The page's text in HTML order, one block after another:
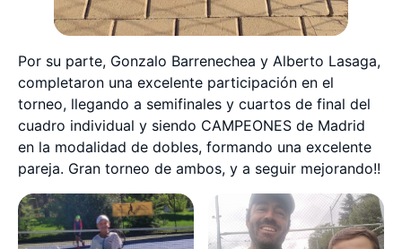
Por su parte, Gonzalo Barrenechea y Alberto Lasaga,
completaron una excelente participación en el
torneo, llegando a semifinales y cuartos de final del
cuadro individual y siendo CAMPEONES de Madrid
en la modalidad de dobles, formando una excelente
pareja. Gran torneo de ambos, y a seguir mejorando!!